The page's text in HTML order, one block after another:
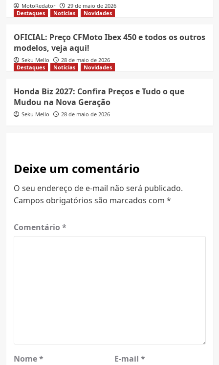
MotoRedator
29 de maio de 2026
Destaques
Notícias Novidades
OFICIAL: Preço CFMoto Ibex 450 e todos os outros
modelos, veja aqui!
Seku Mello
28 de maio de 2026
Destaques
Notícias Novidades
Honda Biz 2027: Confira Preços e Tudo o que
Mudou na Nova Geração
Seku Mello 28 de maio de 2026
Deixe um comentário
O seu endereço de e-mail não será publicado.
Campos obrigatórios são marcados com *
Comentário *
Nome* E-mail *